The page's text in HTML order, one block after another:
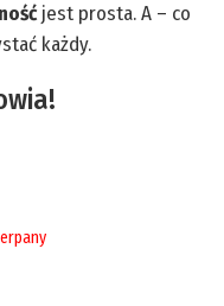
jest prosta. A – co
każdy.